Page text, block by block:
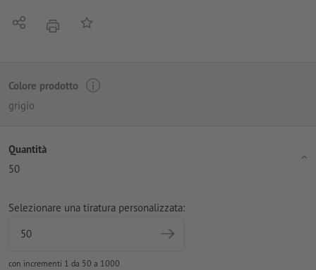
Condividistamparealla lista preferiti
Colore prodotto
grigio
Quantità
50
Selezionare una tiratura personalizzata:
con incrementi 1 da 50 a 1000